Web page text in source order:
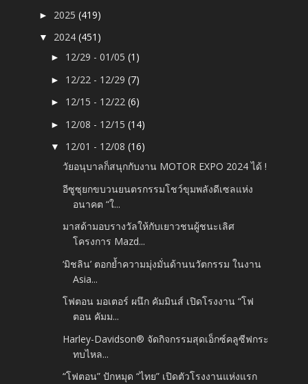
► 2025(419)
▼ 2024(451)
► 12/29 - 01/05(1)
► 12/22 - 12/29(7)
► 12/15 - 12/22(6)
► 12/08 - 12/15(14)
▼ 12/01 - 12/08(16)
วัยอนุบาลก็สนุกกับงาน MOTOR EXPO 2024 ได้ !
อีซูซุยกขบวนยนตรกรรมโชว์ขุมพลังดีเซลแห่ง
อนาคต “ใ...
มาสด้ามอบรางวัลให้กับเยาวชนผู้ชนะเลิศ
โครงการ Mazd...
‘มิชลิน’ ตอกย้ำความมุ่งมั่นด้านนวัตกรรม ในงาน
Asia...
โฟตอน มอเตอร์ ผนึก คัมมินส์ เปิดโรงงาน “โฟ
ตอน คัมม...
Harley-Davidson® จัดกิจกรรมสุดเอ็กซ์คลูซีฟกระ
ทบไหล...
“โฟตอน” ปักหมุด “ไทย” เปิดตัวโรงงานแห่งแรก